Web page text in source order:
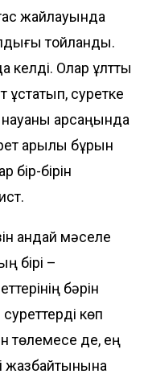
жайлауында
тойланды.
келді. Олар ұлттық
ұстатып, суретке
қарсаңында
арқылы бұрын
бір-бірін
қандай мәселе
бірі –
бәрін
көп
төлемесе де, ең
жазбайтынына